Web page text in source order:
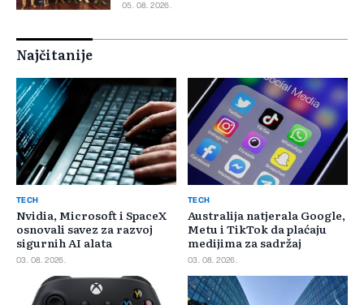
05. 08. 2026.
Najčitanije
TECH
Nvidia, Microsoft i SpaceX
osnovali savez za razvoj
sigurnih AI alata
03. 08. 2026.
TECH
Australija natjerala Google,
Metu i TikTok da plaćaju
medijima za sadržaj
03. 08. 2026.